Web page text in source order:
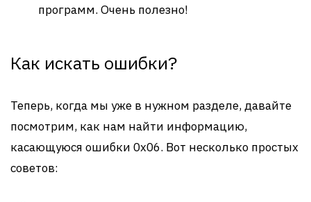
программ. Очень полезно!
Как искать ошибки?
Теперь, когда мы уже в нужном разделе, давайте
посмотрим, как нам найти информацию,
касающуюся ошибки 0x06. Вот несколько простых
советов: